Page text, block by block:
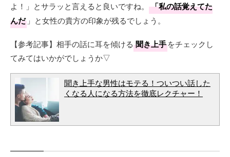
よ！」とサラッと言えると良いですね。
「私の話覚えてた
んだ 」と女性の貴方の印象が残るでしょう。
【参考記事】相手の話に耳を傾ける 聞き上手をチェックし
てみてはいかがでしょうか▽
聞き上手な男性はモテる！ついつい話した
くなる人になる方法を徹底レクチャー！